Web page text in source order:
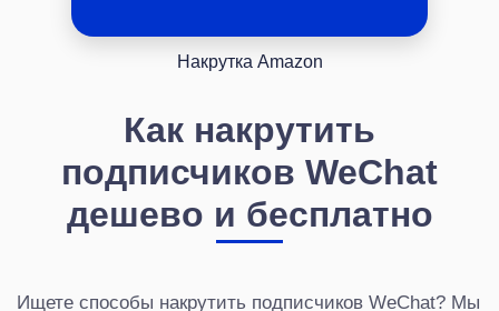
Накрутка Amazon
Как накрутить
подписчиков WeChat
дешево и бесплатно
Ищете способы накрутить подписчиков WeChat? Мы